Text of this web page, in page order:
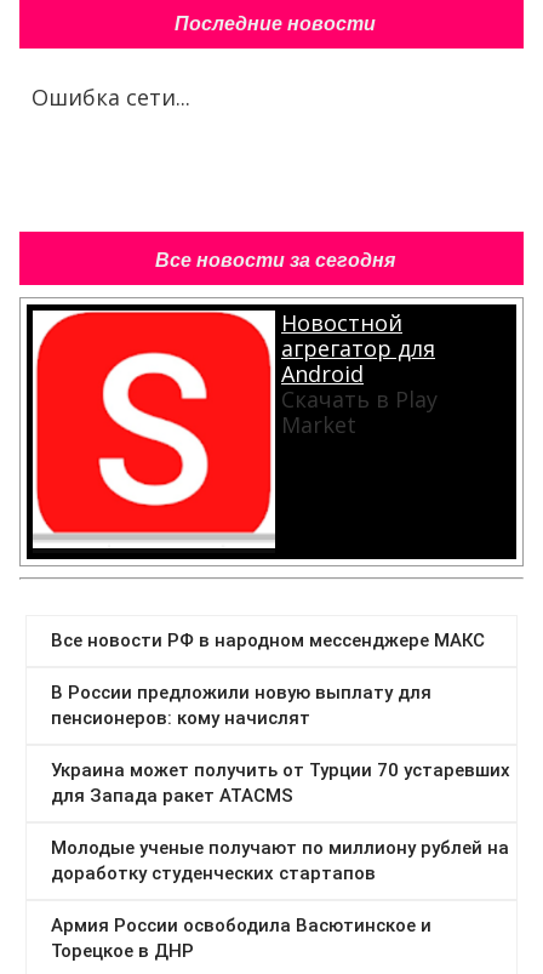
Последние новости
Ошибка сети...
Все новости за сегодня
Новостной
агрегатор для
Android
Скачать в Play
Market